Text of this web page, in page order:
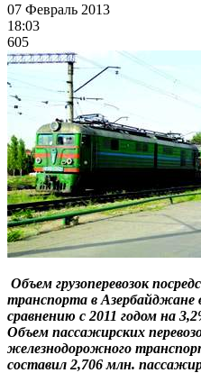
07 Февраль 2013
18:03
605
Объем грузоперевозок
транспорта в Азербайджане
сравнению с 2011 годом на
Объем пассажирских
железнодорожного
составил 2,706 млн.